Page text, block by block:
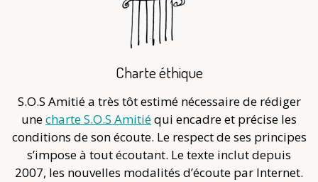
Charte éthique
S.O.S Amitié a très tôt estimé nécessaire de rédiger
unecharte S.O.S Amitiéqui encadre et précise les
conditions de son écoute. Le respect de ses principes
s’impose à tout écoutant. Le texte inclut depuis
2007, les nouvelles modalités d’écoute par Internet.